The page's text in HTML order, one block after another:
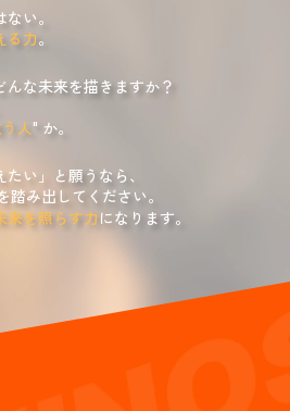
い。
る力。
な未来を描きますか？
人 " か。
い」と願うなら、
踏み出してください。
来を照らす力になります。